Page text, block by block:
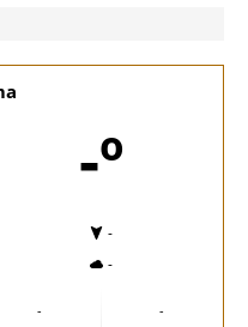
-º
-
-
-
-